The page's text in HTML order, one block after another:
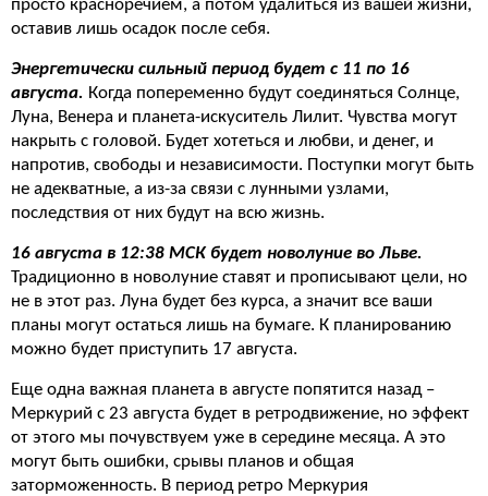
просто красноречием, а потом удалиться из вашей жизни,
оставив лишь осадок после себя.
Энергетически сильный период будет с 11 по 16
августа. Когда попеременно будут соединяться Солнце,
Луна, Венера и планета-искуситель Лилит. Чувства могут
накрыть с головой. Будет хотеться и любви, и денег, и
напротив, свободы и независимости. Поступки могут быть
не адекватные, а из-за связи с лунными узлами,
последствия от них будут на всю жизнь.
16 августа в 12:38 МСК будет новолуние во Льве.
Традиционно в новолуние ставят и прописывают цели, но
не в этот раз. Луна будет без курса, а значит все ваши
планы могут остаться лишь на бумаге. К планированию
можно будет приступить 17 августа.
Еще одна важная планета в августе попятится назад –
Меркурий с 23 августа будет в ретродвижение, но эффект
от этого мы почувствуем уже в середине месяца. А это
могут быть ошибки, срывы планов и общая
заторможенность. В период ретро Меркурия